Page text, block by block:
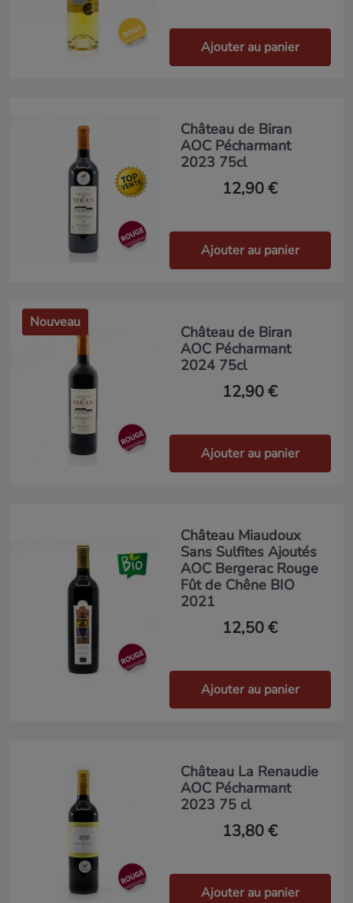
Ajouter au panier
Château de Biran
AOC Pécharmant
2023 75cl
12,90 €
Ajouter au panier
Château de Biran
AOC Pécharmant
2024 75cl
12,90 €
Ajouter au panier
Nouveau
Château Miaudoux
Sans Sulfites Ajoutés
AOC Bergerac Rouge
Fût de Chêne BIO
2021
12,50 €
Ajouter au panier
Château La Renaudie
AOC Pécharmant
2023 75 cl
13,80 €
Ajouter au panier